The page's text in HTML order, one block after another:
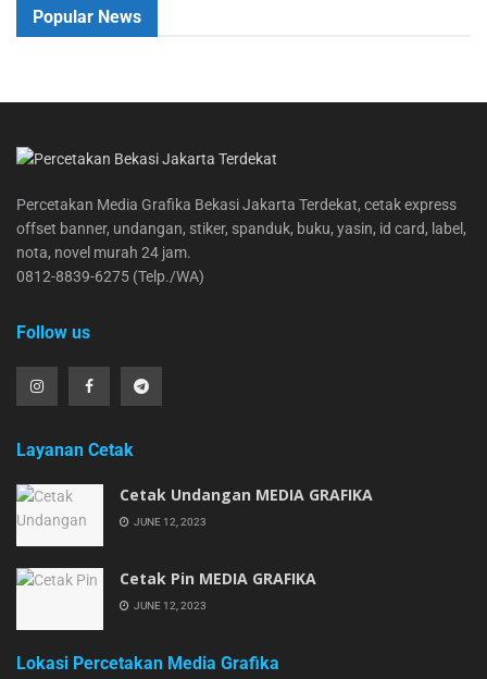
Popular News
Percetakan Media Grafika Bekasi Jakarta Terdekat, cetak express
offset banner, undangan, stiker, spanduk, buku, yasin, id card, label,
nota, novel murah 24 jam.
0812-8839-6275 (Telp./WA)
Follow us
Layanan Cetak
Cetak Undangan MEDIA GRAFIKA
JUNE 12, 2023
Cetak Pin MEDIA GRAFIKA
JUNE 12, 2023
Lokasi Percetakan Media Grafika